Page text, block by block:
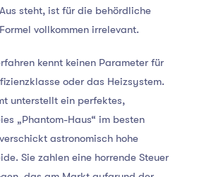
steht, ist für die behördliche
vollkommen irrelevant.
kennt keinen Parameter für
oder das Heizsystem.
unterstellt ein perfektes,
„Phantom-Haus“ im besten
astronomisch hohe
Sie zahlen eine horrende Steuer